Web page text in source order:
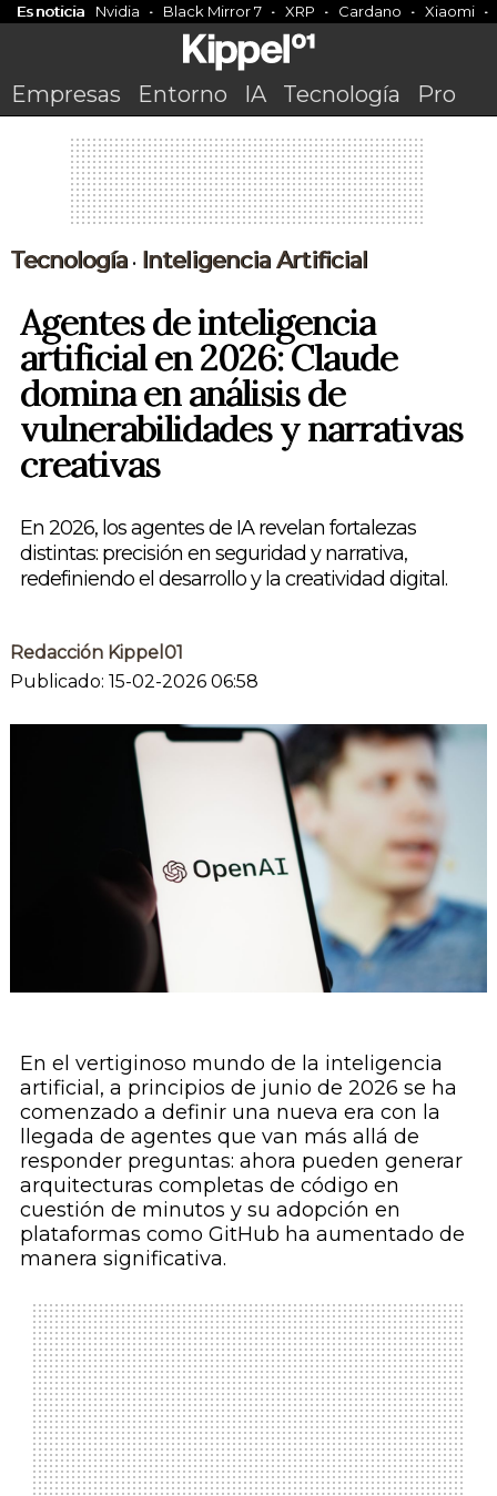
Es noticia Nvidia Black Mirror 7 XRP Cardano Xiaomi
Empresas Entorno IA Tecnología Pro
Tecnología• Inteligencia Artificial
Agentes de inteligencia
artificial en 2026: Claude
domina en análisis de
vulnerabilidades y narrativas
creativas
En 2026, los agentes de IA revelan fortalezas
distintas: precisión en seguridad y narrativa,
redefiniendo el desarrollo y la creatividad digital.
Redacción Kippel01
Publicado: 15-02-2026 06:58
En el vertiginoso mundo de la inteligencia
artificial, a principios de junio de 2026 se ha
comenzado a definir una nueva era con la
llegada de agentes que van más allá de
responder preguntas: ahora pueden generar
arquitecturas completas de código en
cuestión de minutos y su adopción en
plataformas como GitHub ha aumentado de
manera significativa.